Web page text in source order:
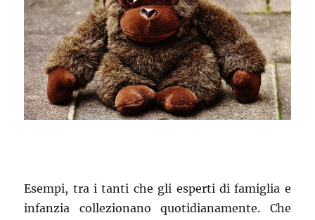
Esempi, tra i tanti che gli esperti di famiglia e
infanzia collezionano quotidianamente. Che